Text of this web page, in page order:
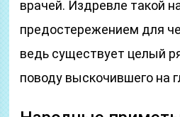
врачей. Издревле такой
предостережением для
ведь существует целый
поводу выскочившего на